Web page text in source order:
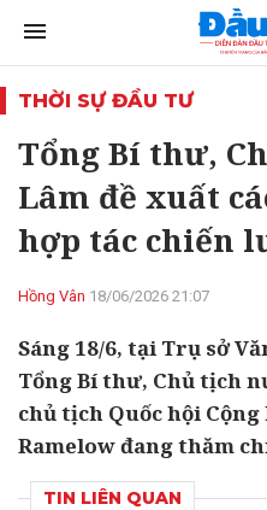
THỜI SỰ ĐẦU TƯ
Tổng Bí thư,
Lâm đề xuất
hợp tác chiến
Hồng Vân 18/06/2026 21:07
Sáng 18/6, tại Trụ sở
Tổng Bí thư, Chủ tịch
chủ tịch Quốc hội
Ramelow đang thăm
TIN LIÊN QUAN